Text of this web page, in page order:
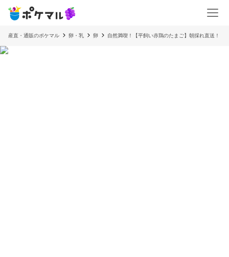
産直・通販のポケマル 卵・乳 卵 自然満喫！【平飼い赤鶏のたまご】朝採れ直送！